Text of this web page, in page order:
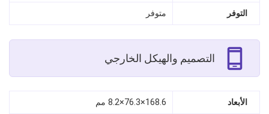
التوفر متوفر
التصميم والهيكل الخارجي
الأبعاد 168.6×76.3×8.2 مم